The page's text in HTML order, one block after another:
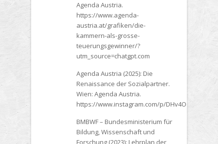
Agenda Austria.
https://www.agenda-
austria.at/grafiken/die-
kammern-als-grosse-
teuerungsgewinner/?
utm_source=chatgpt.com
Agenda Austria (2025): Die
Renaissance der Sozialpartner.
Wien: Agenda Austria.
https://www.instagram.com/p/DHv4OoHs4gJ/
BMBWF – Bundesministerium für
Bildung, Wissenschaft und
Forschung (2023): Lehrplan der